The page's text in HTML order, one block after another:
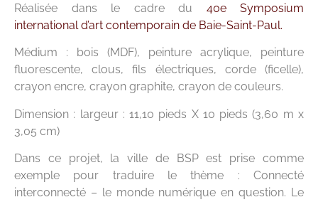
Réalisée dans le cadre du 40e Symposium
international d’art contemporain de Baie-Saint-Paul.
Médium : bois (MDF), peinture acrylique, peinture
fluorescente, clous, fils électriques, corde (ficelle),
crayon encre, crayon graphite, crayon de couleurs.
Dimension : largeur : 11,10 pieds X 10 pieds (3,60 m x
3,05 cm)
Dans ce projet, la ville de BSP est prise comme
exemple pour traduire le thème : Connecté
interconnecté – le monde numérique en question. Le